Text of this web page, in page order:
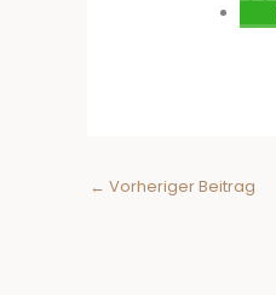
← Vorheriger Beitrag